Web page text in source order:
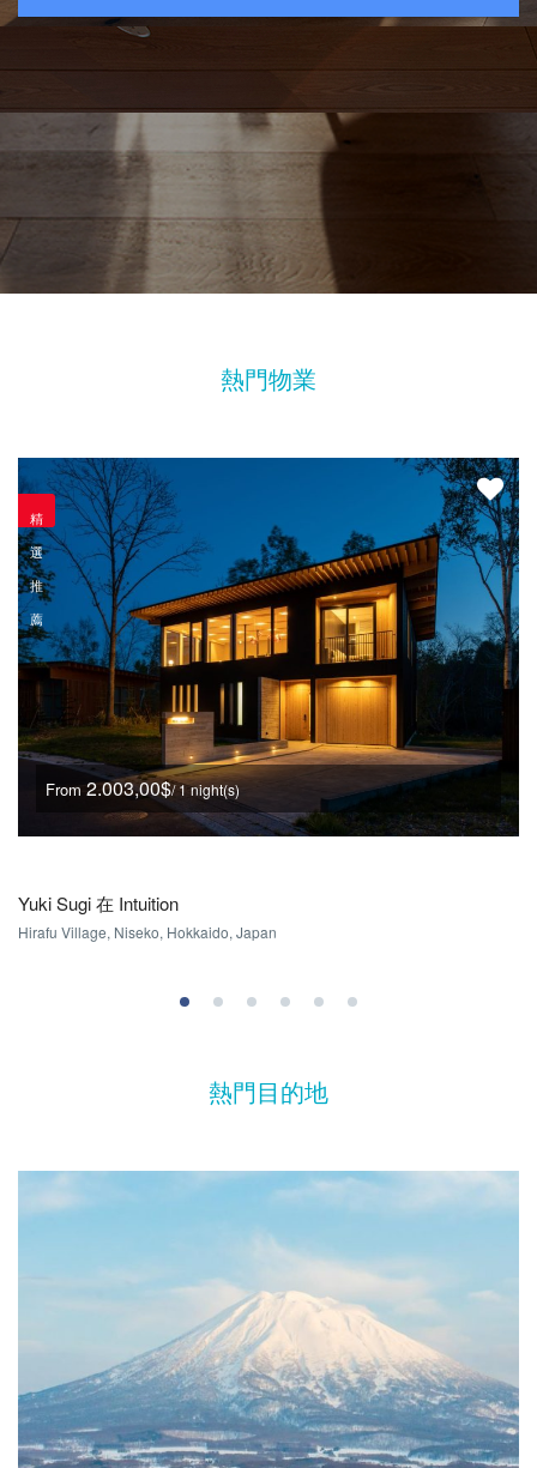
熱門物業
精
選
推
薦
From 2.003,00$/ 1 night(s)
Yuki Sugi 在 Intuition
Hirafu Village, Niseko, Hokkaido, Japan
熱門目的地